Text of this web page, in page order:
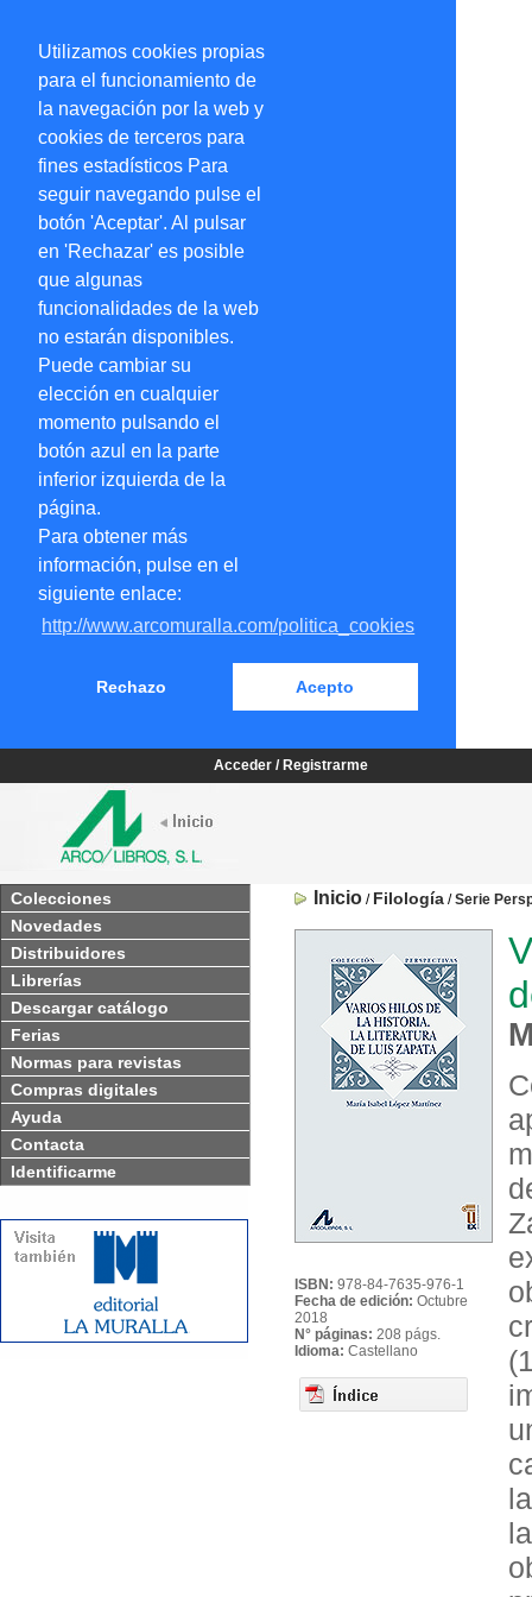
Utilizamos cookies propias
para el funcionamiento de
la navegación por la web y
cookies de terceros para
fines estadísticos Para
seguir navegando pulse el
botón 'Aceptar'. Al pulsar
en 'Rechazar' es posible
que algunas
funcionalidades de la web
no estarán disponibles.
Puede cambiar su
elección en cualquier
momento pulsando el
botón azul en la parte
inferior izquierda de la
página.
Para obtener más
información, pulse en el
siguiente enlace:
http://www.arcomuralla.com/politica_cookies
Rechazo Acepto
Acceder / Registrarme
Colecciones
Novedades
Distribuidores
Librerías
Descargar catálogo
Ferias
Normas para revistas
Compras digitales
Ayuda
Contacta
Identificarme
Inicio / Filología /Serie
ISBN: 978-84-7635-976-1
Fecha de edición: Octubre
2018
N° páginas: 208 págs.
Idioma: Castellano